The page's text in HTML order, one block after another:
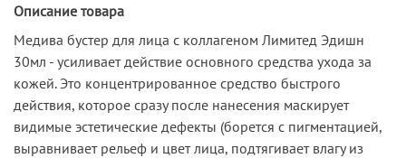
Описание товара
Медива бустер для лица с коллагеном Лимитед Эдишн
30мл - усиливает действие основного средства ухода за
кожей. Это концентрированное средство быстрого
действия, которое сразу после нанесения маскирует
видимые эстетические дефекты (борется с пигментацией,
выравнивает рельеф и цвет лица, подтягивает влагу из